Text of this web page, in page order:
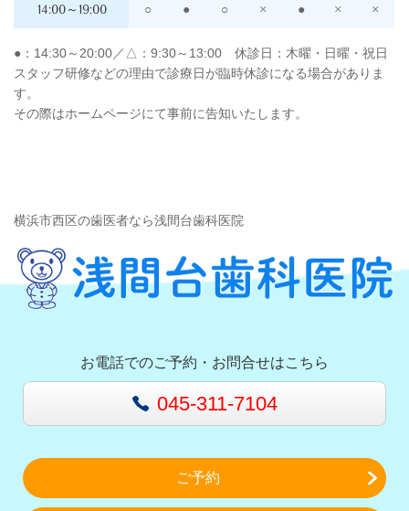
14:00～19:00 ○ ● ○ × ● × ×
●：14:30～20:00／△：9:30～13:00 休診日：木曜・日曜・祝日
スタッフ研修などの理由で診療日が臨時休診になる場合がありま
す。
その際はホームページにて事前に告知いたします。
横浜市西区の歯医者なら浅間台歯科医院
お電話でのご予約・お問合せはこちら
045-311-7104
ご予約